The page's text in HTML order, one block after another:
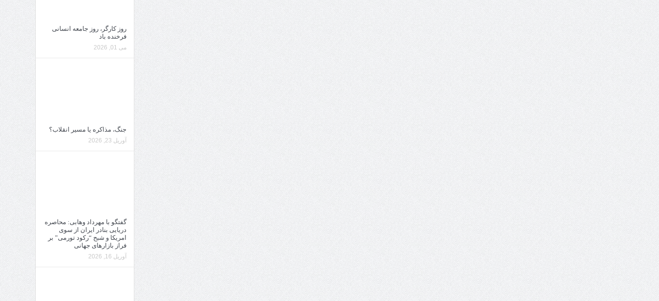
روز کارگر، روز جامعه انسانی
فرخنده باد
می 01, 2026
جنگ، مذاکره یا مسیر انقلاب؟
آوریل 23, 2026
گفتگو با مهرداد وهابی: محاصره
دریایی بنادر ایران از سوی
امریکا و شبح “رکود تورمی” بر
فراز بازارهای جهانی
آوریل 16, 2026